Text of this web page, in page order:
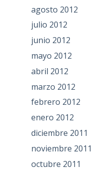
agosto 2012
julio 2012
junio 2012
mayo 2012
abril 2012
marzo 2012
febrero 2012
enero 2012
diciembre 2011
noviembre 2011
octubre 2011